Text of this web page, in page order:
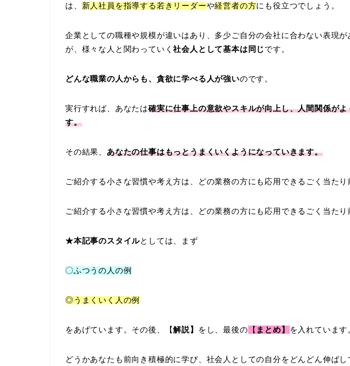
は、 新人社員を指導する若きリーダーや経営者の方にも役立つでしょう。
企業としての職種や規模が違いはあり、多少ご自分の会社に合わない表現が
が、様々な人と関わっていく社会人として基本は同じです。
どんな職業の人からも、貪欲に学べる人が強いのです。
実行すれば、あなたは確実に仕事上の意欲やスキルが向上し、人間関係が
す。
その結果、 あなたの仕事はもっとうまくいくようになっていきます。
ご紹介する小さな習慣や考え方は、どの業務の方にも応用できるごく当たり
ご紹介する小さな習慣や考え方は、どの業務の方にも応用できるごく当たり
★本記事のスタイルとしては、まず
〇ふつうの人の例
◎うまくいく人の例
をあげています。その後、【解説】 をし、最後の 【 まとめ】 を入れています
どうかあなたも前向き積極的に学び、社会人としての自分をどんどん伸ばし